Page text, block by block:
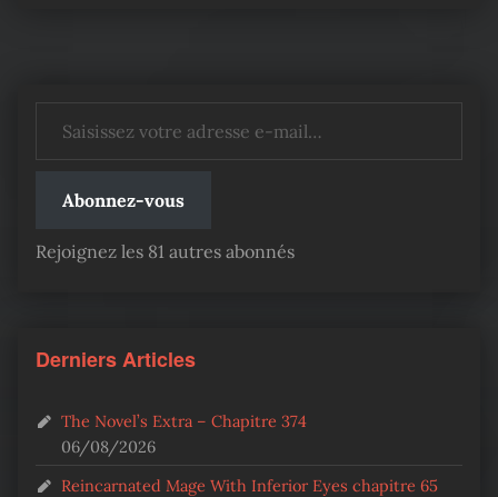
Abonnez-vous
Rejoignez les 81 autres abonnés
Derniers Articles
The Novel’s Extra – Chapitre 374
06/08/2026
Reincarnated Mage With Inferior Eyes chapitre 65